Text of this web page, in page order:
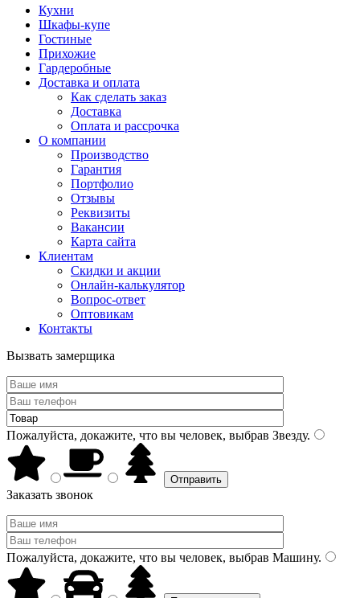
Кухни
Шкафы-купе
Гостиные
Прихожие
Гардеробные
Доставка и оплата
Как сделать заказ
Доставка
Оплата и рассрочка
О компании
Производство
Гарантия
Портфолио
Отзывы
Реквизиты
Вакансии
Карта сайта
Клиентам
Скидки и акции
Онлайн-калькулятор
Вопрос-ответ
Оптовикам
Контакты
Вызвать замерщика
Пожалуйста, докажите, что вы человек, выбрав Звезду.
Заказать звонок
Пожалуйста, докажите, что вы человек, выбрав Машину.